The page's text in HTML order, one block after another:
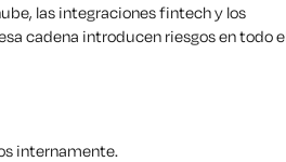
las integraciones fintech y los
cadena introducen riesgos en todo
internamente.